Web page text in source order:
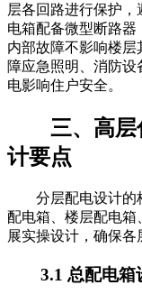
层各回路进行保护
电箱配备微型断路
内部故障不影响楼
障应急照明、消防
电影响住户安全。
三、高
计要点
分层配电设计的
配电箱、楼层配电箱
展实操设计，确保各
3.1 总配电箱